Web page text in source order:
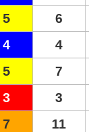
5 6
4 4
5 7
3 3
7 11